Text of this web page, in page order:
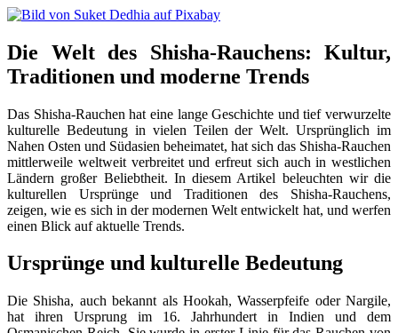
Die Welt des Shisha-Rauchens: Kultur,
Traditionen und moderne Trends
Das Shisha-Rauchen hat eine lange Geschichte und tief verwurzelte
kulturelle Bedeutung in vielen Teilen der Welt. Ursprünglich im
Nahen Osten und Südasien beheimatet, hat sich das Shisha-Rauchen
mittlerweile weltweit verbreitet und erfreut sich auch in westlichen
Ländern großer Beliebtheit. In diesem Artikel beleuchten wir die
kulturellen Ursprünge und Traditionen des Shisha-Rauchens,
zeigen, wie es sich in der modernen Welt entwickelt hat, und werfen
einen Blick auf aktuelle Trends.
Ursprünge und kulturelle Bedeutung
Die Shisha, auch bekannt als Hookah, Wasserpfeife oder Nargile,
hat ihren Ursprung im 16. Jahrhundert in Indien und dem